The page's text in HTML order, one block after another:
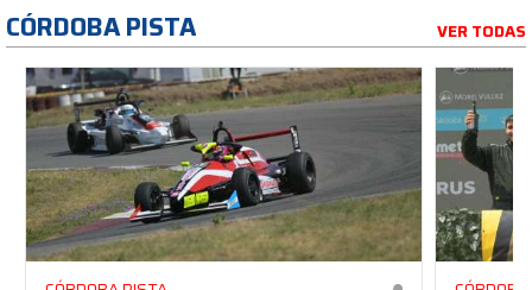
CÓRDOBA PISTA VER TODAS